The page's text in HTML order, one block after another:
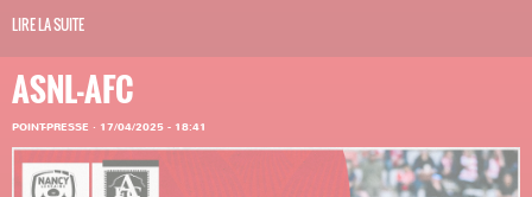
LIRE LA SUITE
ASNL-AFC
POINT-PRESSE · 17/04/2025 - 18:41